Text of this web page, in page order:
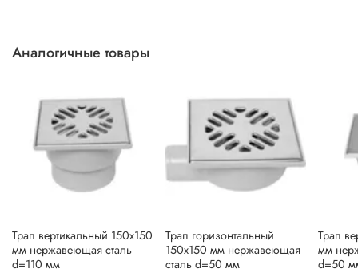
Аналогичные товары
Трап вертикальный 150х150
мм нержавеющая сталь
d=110 мм
Трап горизонтальный
150х150 мм нержавеющая
сталь d=50 мм
Трап
мм
d=50